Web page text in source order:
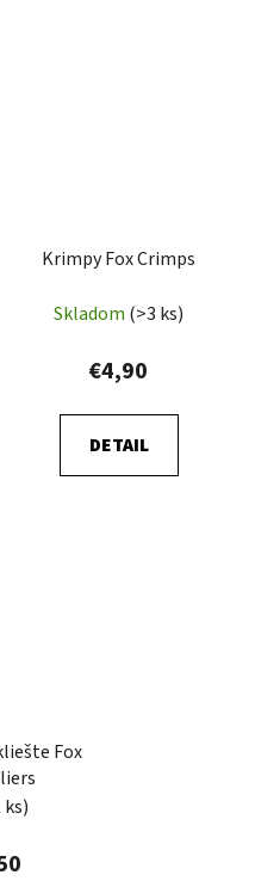
Krimpy Fox Crimps
Skladom (>3 ks)
€4,90
DETAIL
Fox
ks)